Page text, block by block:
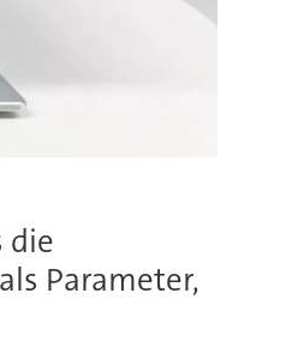
die
Parameter,